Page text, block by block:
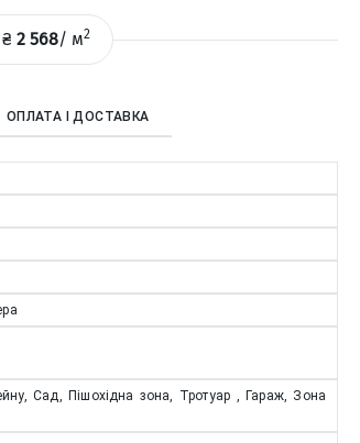
₴ 2 568/ м2
ОПЛАТА І ДОСТАВКА
Сад, Пішохідна зона, Тротуар , Гараж, Зона